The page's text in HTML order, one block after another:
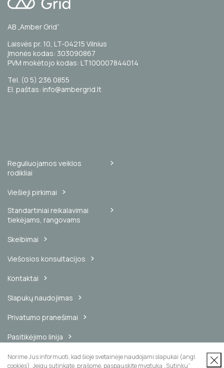
AB „Amber Grid“
Laisvės pr. 10, LT-04215 Vilnius
Įmonės kodas: 303090867
PVM mokėtojo kodas: LT100007844014
Tel. (0 5) 236 0855
El. paštas: info@ambergrid.lt
Reguliuojamos veiklos
rodikliai
Viešieji pirkimai
Standartiniai reikalavimai
tiekėjams, rangovams
Skelbimai
Viešosios konsultacijos
Kontaktai
Slapukų naudojimas
Privatumo pranešimai
Pasitikėjimo linija
Vidinis pranešimų kanalas
Norime Jus informuoti, kad šioje svetainėje naudojami slapukai (angl.
cookies). Jeigu sutinkate, prašome, paspauskite mygtuką „Sutinku“